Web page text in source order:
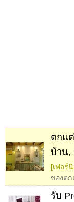
ตกแ
บ้าน,
[เฟอร์นิ
ของตก
รับ